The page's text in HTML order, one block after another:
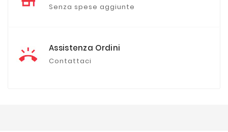
Senza spese aggiunte
Assistenza Ordini
Contattaci